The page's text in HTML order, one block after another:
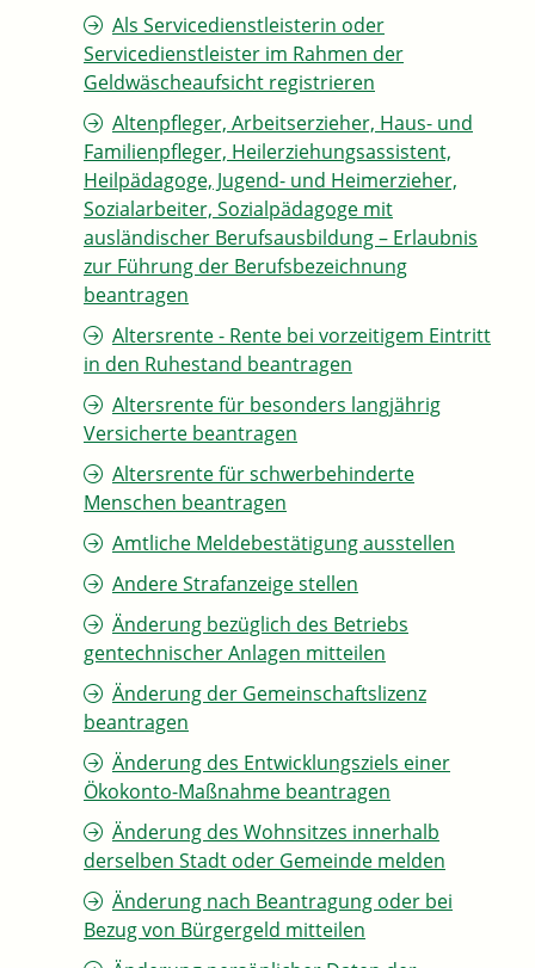
Als Servicedienstleisterin oder
Servicedienstleister im Rahmen der
Geldwäscheaufsicht registrieren
Altenpfleger, Arbeitserzieher, Haus- und
Familienpfleger, Heilerziehungsassistent,
Heilpädagoge, Jugend- und Heimerzieher,
Sozialarbeiter, Sozialpädagoge mit
ausländischer Berufsausbildung – Erlaubnis
zur Führung der Berufsbezeichnung
beantragen
Altersrente - Rente bei vorzeitigem Eintritt
in den Ruhestand beantragen
Altersrente für besonders langjährig
Versicherte beantragen
Altersrente für schwerbehinderte
Menschen beantragen
Amtliche Meldebestätigung ausstellen
Andere Strafanzeige stellen
Änderung bezüglich des Betriebs
gentechnischer Anlagen mitteilen
Änderung der Gemeinschaftslizenz
beantragen
Änderung des Entwicklungsziels einer
Ökokonto-Maßnahme beantragen
Änderung des Wohnsitzes innerhalb
derselben Stadt oder Gemeinde melden
Änderung nach Beantragung oder bei
Bezug von Bürgergeld mitteilen